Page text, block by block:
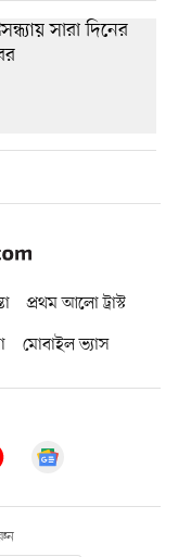
প্রথম আলো ট্রাস্ট
মোবাইল ভ্যাস